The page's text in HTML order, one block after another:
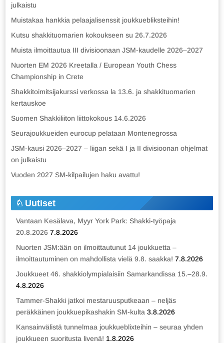
julkaistu
Muistakaa hankkia pelaajalisenssit joukkuebliksteihin!
Kutsu shakkituomarien kokoukseen su 26.7.2026
Muista ilmoittautua III divisioonaan JSM-kaudelle 2026–2027
Nuorten EM 2026 Kreetalla / European Youth Chess
Championship in Crete
Shakkitoimitsijakurssi verkossa la 13.6. ja shakkituomarien
kertauskoe
Suomen Shakkiliiton liittokokous 14.6.2026
Seurajoukkueiden eurocup pelataan Montenegrossa
JSM-kausi 2026–2027 – liigan sekä I ja II divisioonan ohjelmat
on julkaistu
Vuoden 2027 SM-kilpailujen haku avattu!
Uutiset
Vantaan Kesälava, Myyr York Park: Shakki-työpaja
20.8.2026 7.8.2026
Nuorten JSM:ään on ilmoittautunut 14 joukkuetta –
ilmoittautuminen on mahdollista vielä 9.8. saakka! 7.8.2026
Joukkueet 46. shakkiolympialaisiin Samarkandissa 15.–28.9.
4.8.2026
Tammer-Shakki jatkoi mestaruusputkeaan – neljäs
peräkkäinen joukkuepikashakin SM-kulta 3.8.2026
Kansainvälistä tunnelmaa joukkueblixteihin – seuraa yhden
joukkueen suoritusta livenä! 1.8.2026